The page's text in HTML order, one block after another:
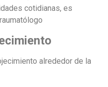
cotidianas, es
alrededor de la